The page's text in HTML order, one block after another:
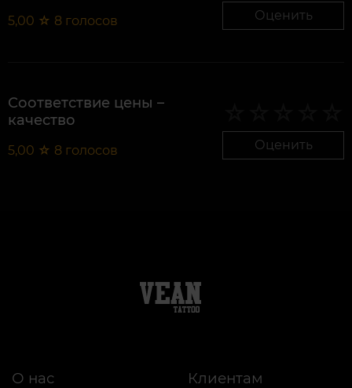
5,00 ☆ 8 голосов Оценить
Соответствие цены –
качество
5,00 ☆ 8 голосов Оценить
О нас Клиентам